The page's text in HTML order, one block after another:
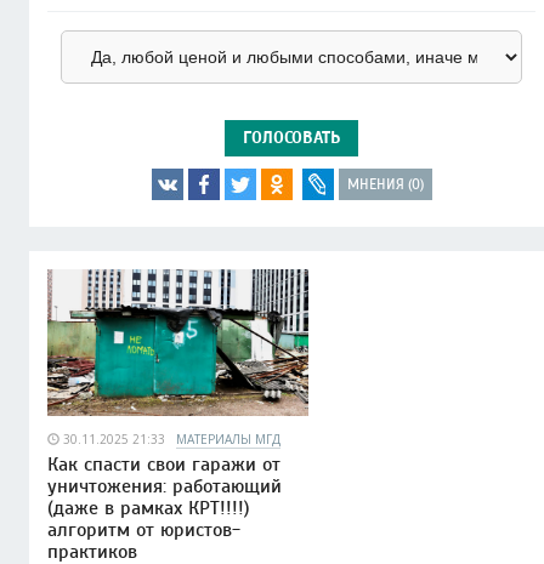
ГОЛОСОВАТЬ
МНЕНИЯ (0)
30.11.2025 21:33 МАТЕРИАЛЫ МГД
Как спасти свои гаражи от
уничтожения: работающий
(даже в рамках КРТ!!!!)
алгоритм от юристов-
практиков